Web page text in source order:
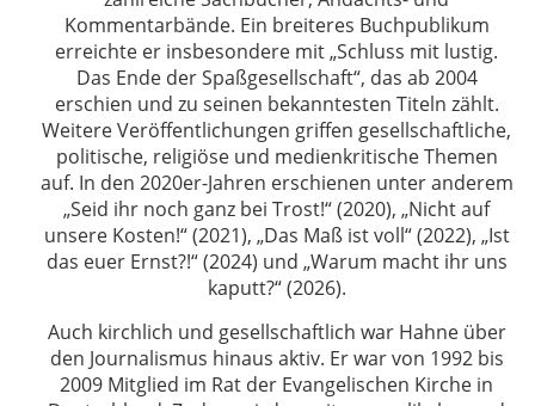
Kommentarbände. Ein breiteres Buchpublikum
erreichte er insbesondere mit „Schluss mit lustig.
Das Ende der Spaßgesellschaft“, das ab 2004
erschien und zu seinen bekanntesten Titeln zählt.
Weitere Veröffentlichungen griffen gesellschaftliche,
politische, religiöse und medienkritische Themen
auf. In den 2020er-Jahren erschienen unter anderem
„Seid ihr noch ganz bei Trost!“ (2020), „Nicht auf
unsere Kosten!“ (2021), „Das Maß ist voll“ (2022), „Ist
das euer Ernst?!“ (2024) und „Warum macht ihr uns
kaputt?“ (2026).
Auch kirchlich und gesellschaftlich war Hahne über
den Journalismus hinaus aktiv. Er war von 1992 bis
2009 Mitglied im Rat der Evangelischen Kirche in